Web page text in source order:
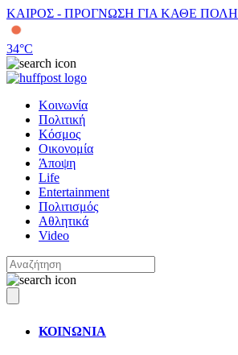
ΚΑΙΡΟΣ - ΠΡΟΓΝΩΣΗ ΓΙΑ ΚΑΘΕ ΠΟΛΗ
34°C
Κοινωνία
Πολιτική
Κόσμος
Οικονομία
Άποψη
Life
Entertainment
Πολιτισμός
Αθλητικά
Video
ΚΟΙΝΩΝΙΑ